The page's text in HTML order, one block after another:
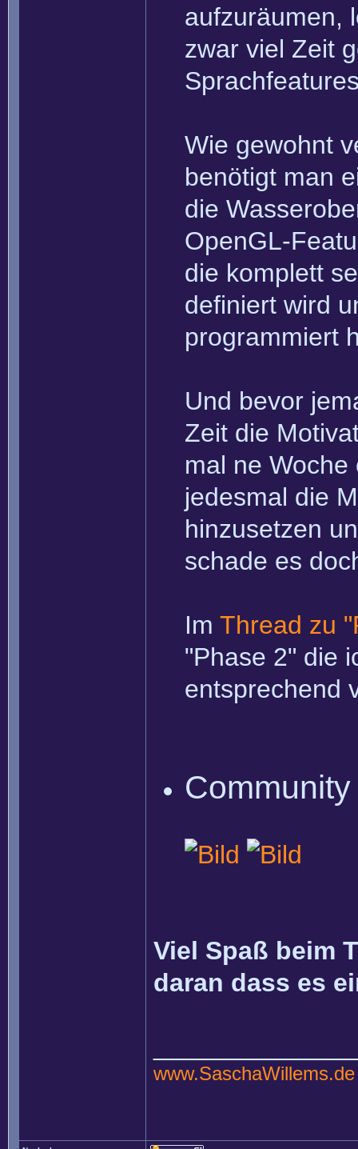
aufzuräumen,
zwar viel Zeit
Wie gewohnt
benötigt man
die
OpenGL-
die komplett
definiert wird
programmiert
Und bevor
Zeit die
mal ne
jedesmal die
hinzusetzen
schade es
Im Thread zu
"Phase 2" die
entsprechend
Community
Viel Spaß beim
daran dass es
www.SaschaWillems.de